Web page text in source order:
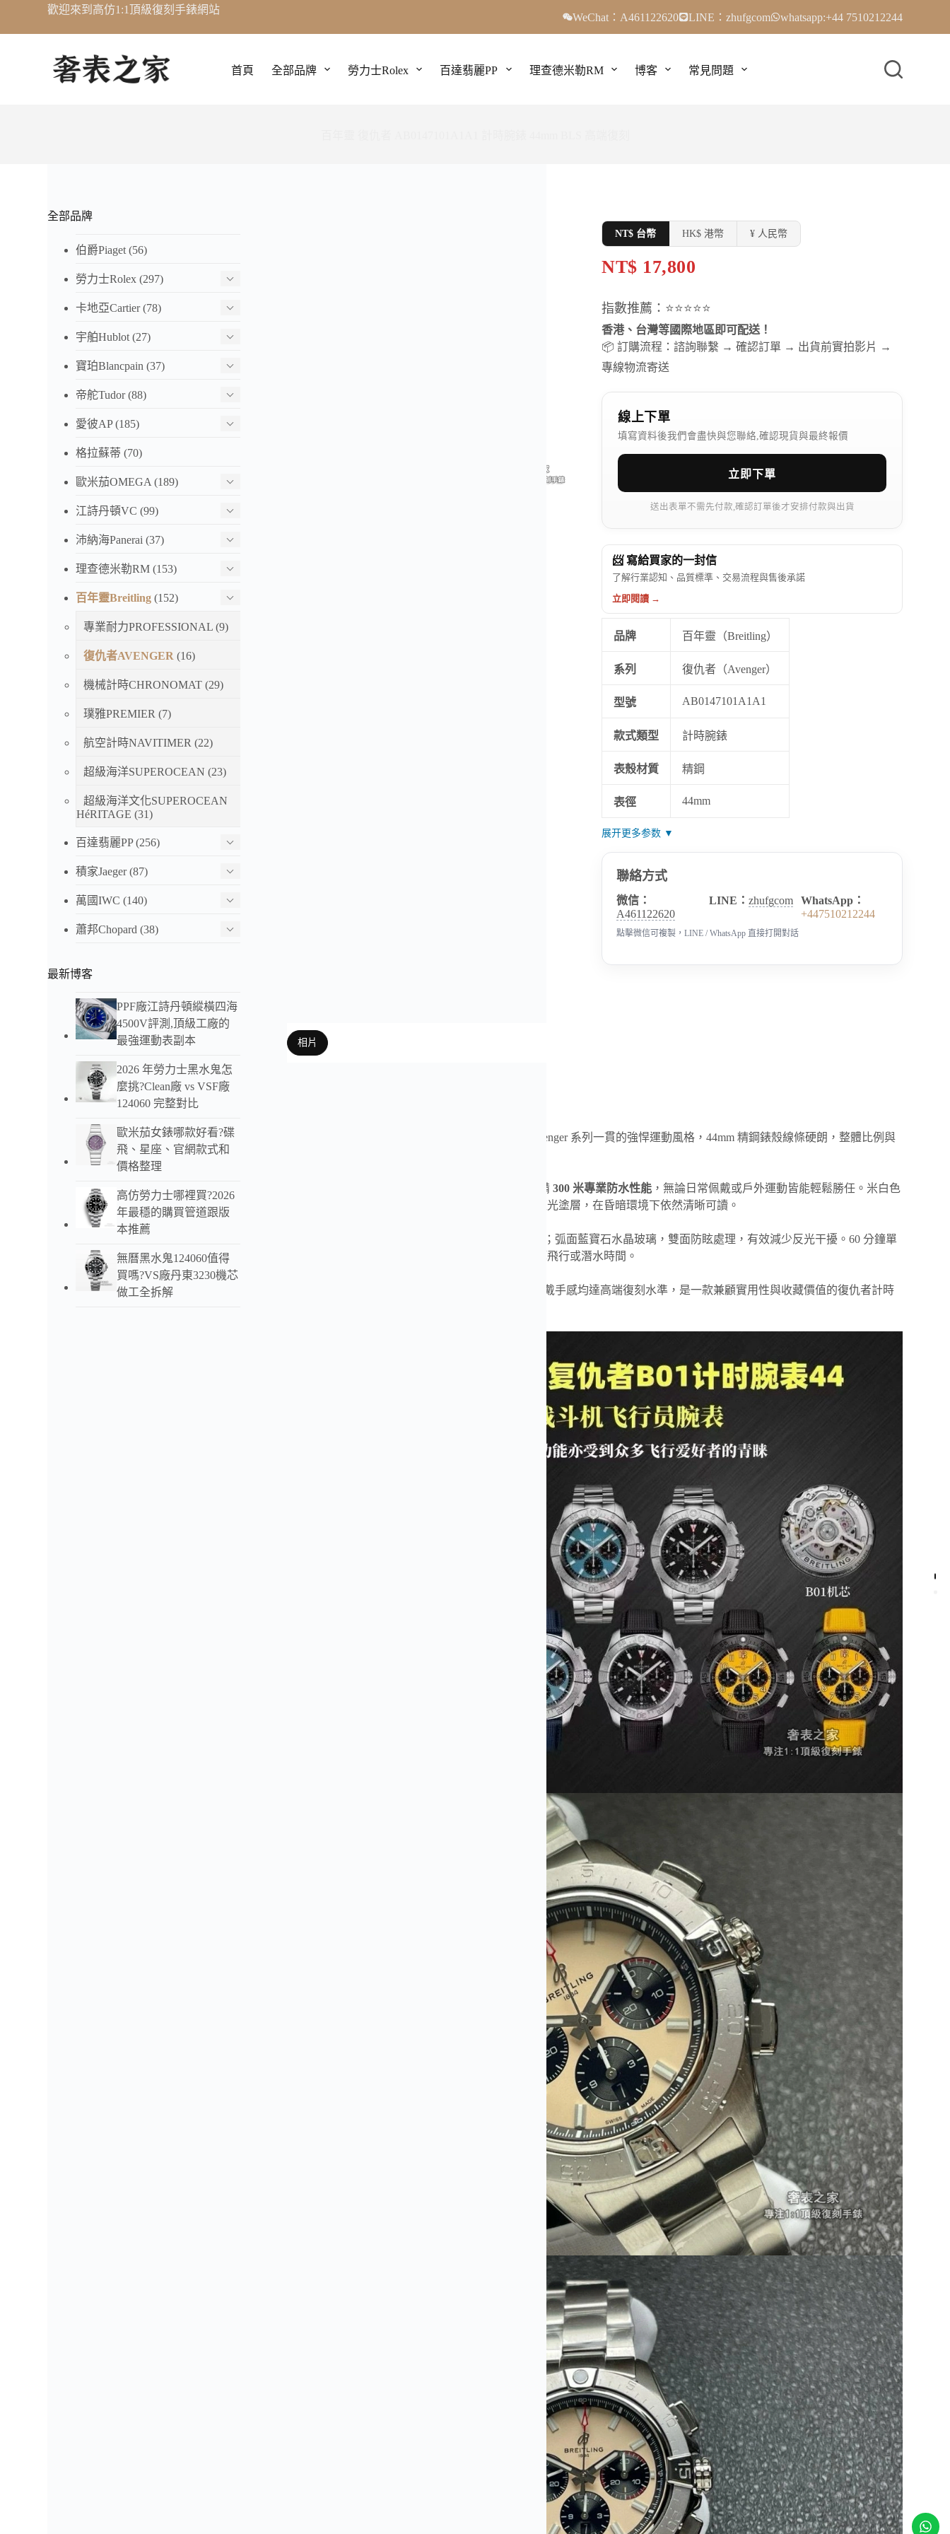
至
歡迎來到高仿1:1頂級復刻手錶網站
WeChat：A461122620 LINE：zhufgcom whatsapp:+44 7510212244
首頁 全部品牌 勞力士Rolex 百達翡麗PP 理查德米勒RM 博客 常見問題
NT$ 台幣 HK$ 港幣 ¥ 人民幣
NT$ 17,800
指數推薦：⭐⭐⭐⭐⭐
香港、台灣等國際地區即可配送！
📦 訂購流程：諮詢聯繫 → 確認訂單 → 出貨前實拍影片 →
專線物流寄送
線上下單
填寫資料後我們會盡快與您聯絡,確認現貨與最終報價
立即下單
送出表單不需先付款,確認訂單後才安排付款與出貨
📨 寫給買家的一封信
了解行業認知、品質標準、交易流程與售後承諾
立即閱讀 →
品牌 百年靈（Breitling）
系列 復仇者（Avenger）
型號 AB0147101A1A1
款式類型 計時腕錶
表殼材質 精鋼
表徑 44mm
展开更多参数 ▼
聯絡方式
微信：
A461122620
LINE： zhufgcom
WhatsApp：
+447510212244
點擊微信可複製，LINE / WhatsApp 直接打開對話
相片
，延續 Avenger 系列一貫的強悍運動風格，44mm 精鋼錶殼線條硬朗，整體比例與
腕錶同步原版尺寸，錶徑 44mm、厚度 15.2mm，具備 300 米專業防水性能，無論日常佩戴或戶外運動皆能輕鬆勝任。米白色
表盤搭配三眼計時佈局，棒狀時標與指針覆以高亮夜光塗層，在昏暗環境下依然清晰可讀。
，計時功能穩定可靠；弧面藍寶石水晶玻璃，雙面防眩處理，有效減少反光干擾。60 分鐘單
向棘輪式旋轉表圈，嵌刻立體數字與刻度，方便計算飛行或潛水時間。
精心打造，整體做工、細節還原度與佩戴手感均達高端復刻水準，是一款兼顧實用性與收藏價值的復仇者計時
全部品牌
伯爵Piaget (56)
勞力士Rolex (297)
卡地亞Cartier(78)
宇舶Hublot (27)
寶珀Blancpain (37)
帝舵Tudor(88)
愛彼AP(185)
格拉蘇蒂 (70)
歐米茄OMEGA (189)
江詩丹頓VC (99)
沛納海Panerai (37)
理查德米勒RM (153)
百年靈Breitling (152)
專業耐力PROFESSIONAL (9)
復仇者AVENGER (16)
機械計時CHRONOMAT (29)
璞雅PREMIER (7)
航空計時NAVITIMER (22)
超級海洋SUPEROCEAN (23)
超級海洋文化SUPEROCEAN
HéRITAGE (31)
百達翡麗PP(256)
積家Jaeger(87)
萬國IWC (140)
蕭邦Chopard (38)
最新博客
PPF廠江詩丹頓縱橫四海
4500V評測,頂級工廠的
最強運動表副本
2026 年勞力士黑水鬼怎
麼挑?Clean廠 vs VSF廠
124060 完整對比
歐米茄女錶哪款好看?碟
飛、星座、官網款式和
價格整理
高仿勞力士哪裡買?2026
年最穩的購買管道跟版
本推薦
無曆黑水鬼124060值得
買嗎?VS廠丹東3230機芯
做工全拆解